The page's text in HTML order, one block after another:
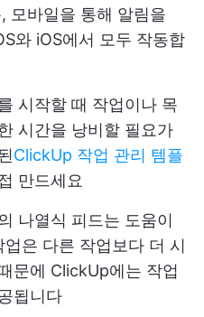
모바일을 통해 알림을
와 iOS에서 모두 작동합
시작할 때 작업이나 목
시간을 낭비할 필요가
ClickUp 작업 관리 템플
만드세요
나열식 피드는 도움이
은 다른 작업보다 더 시
문에 ClickUp에는 작업
됩니다